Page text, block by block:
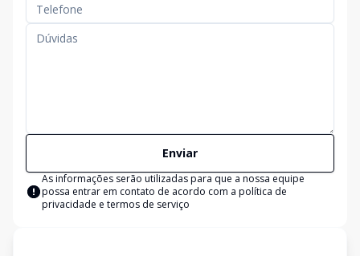
Enviar
As informações serão utilizadas para que a nossa equipe
possa entrar em contato de acordo com a política de
privacidade e termos de serviço